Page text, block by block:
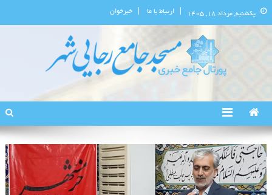
یکشنبه, مرداد ۱۸, ۱۴۰۵ ارتباط با ما خبرخوان
پورتال اطلاع‌رسانی مسجد جامع